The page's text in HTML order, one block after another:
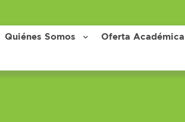
Quiénes Somos Oferta Académica